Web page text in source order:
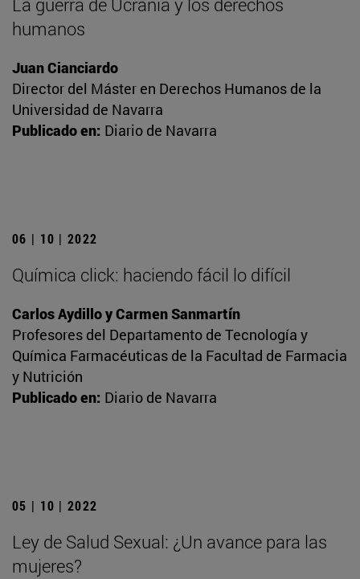
humanos
Juan Cianciardo
Director del Máster en Derechos Humanos de la
Universidad de Navarra
Publicado en: Diario de Navarra
06 | 10 | 2022
Química click: haciendo fácil lo difícil
Carlos Aydillo y Carmen Sanmartín
Profesores del Departamento de Tecnología y
Química Farmacéuticas de la Facultad de Farmacia
y Nutrición
Publicado en: Diario de Navarra
05 | 10 | 2022
Ley de Salud Sexual: ¿Un avance para las
mujeres?